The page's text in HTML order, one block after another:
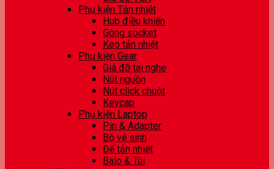
Phụ kiện Tản nhiệt
Hub điều khiển
Gông socket
Keo tản nhiệt
Phụ kiện Gear
Giá đỡ tai nghe
Nút nguồn
Nút click chuột
Keycap
Phụ kiện Laptop
Pin & Adapter
Bộ vệ sinh
Đế tản nhiệt
Balo & Túi